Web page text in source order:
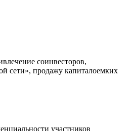
соинвесторов,
сети», продажу капиталоемких
участников